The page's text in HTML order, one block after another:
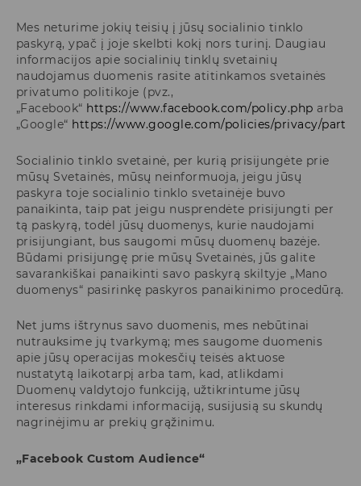
Mes neturime jokių teisių į jūsų socialinio tinklo
paskyrą, ypač į joje skelbti kokį nors turinį. Daugiau
informacijos apie socialinių tinklų svetainių
naudojamus duomenis rasite atitinkamos svetainės
privatumo politikoje (pvz.,
„Facebook“ https://www.facebook.com/policy.php arba
„Google“ https://www.google.com/policies/privacy/
Socialinio tinklo svetainė, per kurią prisijungėte prie
mūsų Svetainės, mūsų neinformuoja, jeigu jūsų
paskyra toje socialinio tinklo svetainėje buvo
panaikinta, taip pat jeigu nusprendėte prisijungti per
tą paskyrą, todėl jūsų duomenys, kurie naudojami
prisijungiant, bus saugomi mūsų duomenų bazėje.
Būdami prisijungę prie mūsų Svetainės, jūs galite
savarankiškai panaikinti savo paskyrą skiltyje „Mano
duomenys“ pasirinkę paskyros panaikinimo procedūrą.
Net jums ištrynus savo duomenis, mes nebūtinai
nutrauksime jų tvarkymą; mes saugome duomenis
apie jūsų operacijas mokesčių teisės aktuose
nustatytą laikotarpį arba tam, kad, atlikdami
Duomenų valdytojo funkciją, užtikrintume jūsų
interesus rinkdami informaciją, susijusią su skundų
nagrinėjimu ar prekių grąžinimu.
„Facebook Custom Audience“